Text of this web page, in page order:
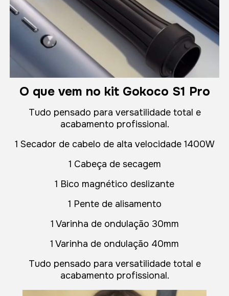
O que vem no kit Gokoco S1 Pro
Tudo pensado para versatilidade total e
acabamento profissional.
1 Secador de cabelo de alta velocidade 1400W
1 Cabeça de secagem
1 Bico magnético deslizante
1 Pente de alisamento
1 Varinha de ondulação 30mm
1 Varinha de ondulação 40mm
Tudo pensado para versatilidade total e
acabamento profissional.